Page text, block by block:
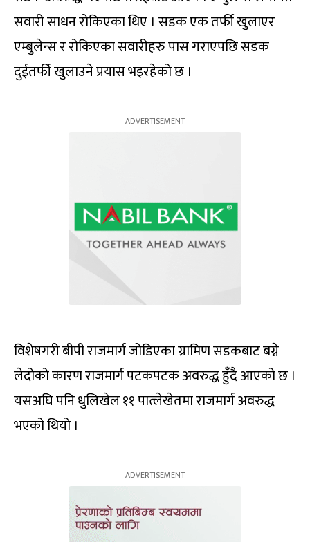
सवारी साधन रोकिएका थिए । सडक एक तर्फी खुलाएर
एम्बुलेन्स र रोकिएका सवारीहरु पास गराएपछि सडक
दुईतर्फी खुलाउने प्रयास भइरहेको छ ।
विशेषगरी बीपी राजमार्ग जोडिएका ग्रामिण सडकबाट बग्ने
लेदोको कारण राजमार्ग पटकपटक अवरुद्ध हुँदै आएको छ ।
यसअघि पनि धुलिखेल ११ पात्लेखेतमा राजमार्ग अवरुद्ध
भएको थियो ।